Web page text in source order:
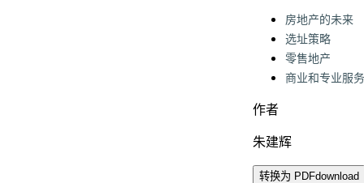
Categories:
房地产的未来
选址策略
零售地产
商业和专业服务
作者
朱建辉
转换为 PDFdownload